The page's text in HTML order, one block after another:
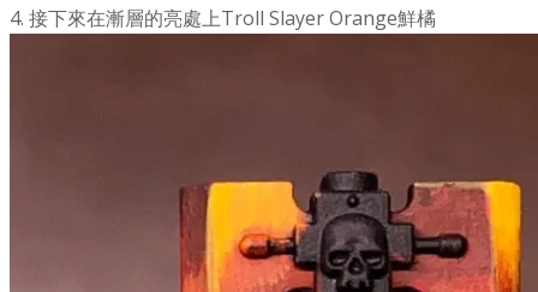
4. 接下來在漸層的亮處上Troll Slayer Orange鮮橘